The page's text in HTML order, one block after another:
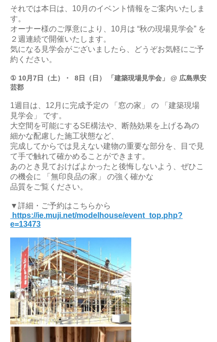
それでは本日は、10月のイベント情報をご案内いたしま
す。
オーナー様のご厚意により、10月は “秋の現場見学会” を
２週連続で開催いたします。
気になる見学会がございましたら、どうぞお気軽にご予
約ください。
① 10月7日（土）・ 8日（日） 「建築現場見学会」 @ 広島県安
芸郡
1週目は、12月に完成予定の 「窓の家」 の 「建築現場
見学会」 です。
大空間を可能にするSE構法や、断熱効果を上げる為の
細かな配慮した施工状態など、
完成してからでは見えない建物の重要な部分を、目で見
て手で触れて確かめることができます。
あのとき見ておけばよかったと後悔しないよう、ぜひこ
の機会に 「無印良品の家」 の強く確かな
品質をご覧ください。
▼詳細・ご予約はこちらから
https://ie.muji.net/modelhouse/event_top.php?
e=13473